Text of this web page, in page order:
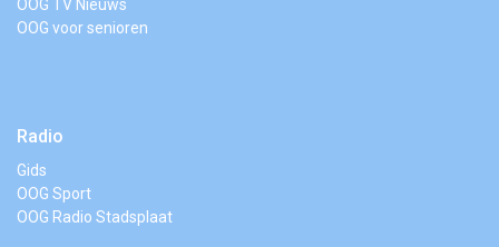
OOG TV Nieuws
OOG voor senioren
Radio
Gids
OOG Sport
OOG Radio Stadsplaat